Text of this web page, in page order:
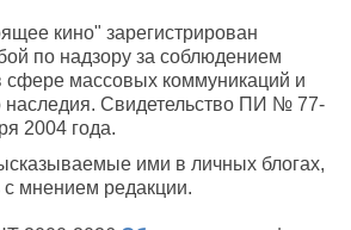
кино" зарегистрирован
по надзору за соблюдением
сфере массовых коммуникаций и
наследия. Свидетельство ПИ № 77-
2004 года.
ими в личных блогах,
с мнением редакции.